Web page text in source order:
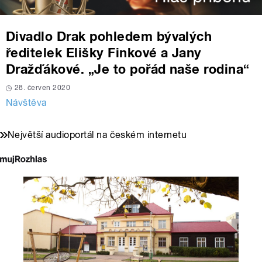
Divadlo Drak pohledem bývalých
ředitelek Elišky Finkové a Jany
Dražďákové. „Je to pořád naše rodina“
28. červen 2020
Návštěva
Největší audioportál na českém internetu